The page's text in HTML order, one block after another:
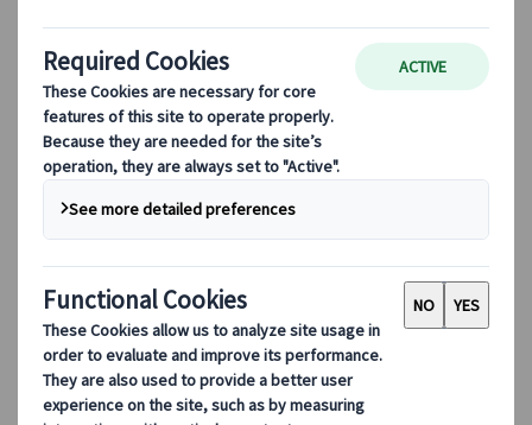
Sæsonbestemte rejsetips
Hovedattraktioner
Kulturelle indsigter
Kulinariske oplevelser
Opdag Japan i tog
Ofte stillede spørgsmål
Vigtige oplysninger
Etikette i Japan
Bilkørsel i Japan
Booking hos os
Japan Rail Pass
Indkvartering
Online rejserådgivning
Japanspecialist
Blog
Hovedattraktioner
Kawachi Fujien - haven med blåregn: en dagsudflugt for par